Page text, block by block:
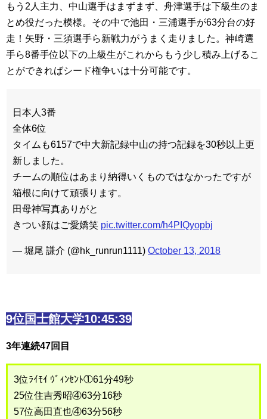
もう2人主力、中山選手はまずまず、舟津選手は下級生のま
とめ役だった模様。その中で池田・三浦選手が63分台の好
走！矢野・三須選手ら新戦力がうまく走りました。神崎選
手ら8番手位以下の上級生がこれからもう少し積み上げるこ
とができればシード権争いは十分可能です。
日本人3番
全体6位
タイムも6157で中大新記録中山の持つ記録を30秒以上更
新しました。
チームの順位はあまり納得いくものではなかったですが
箱根に向けて頑張ります。
田母神写真ありがと
きつい顔はご愛嬌笑 pic.twitter.com/h4PIQyopbj
— 堀尾 謙介 (@hk_runrun1111) October 13, 2018
9位国士館大学10:45:39
3年連続47回目
3位ﾗｲﾓｲ ｳﾞｨﾝｾﾝﾄ①61分49秒
25位住吉秀昭④63分16秒
57位高田直也④63分56秒